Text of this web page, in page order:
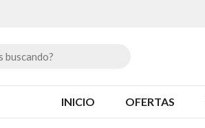
INICIO OFERTAS